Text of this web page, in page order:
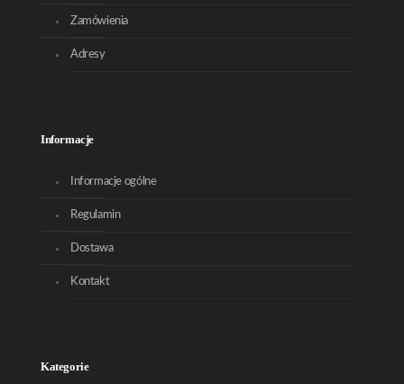
Zamówienia
Adresy
Informacje
Informacje ogólne
Regulamin
Dostawa
Kontakt
Kategorie